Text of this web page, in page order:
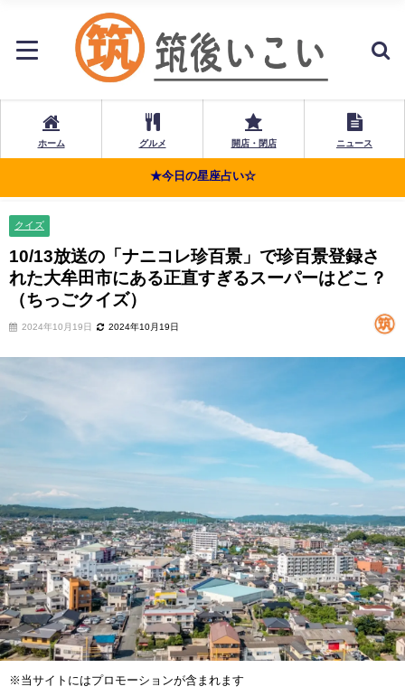
ホーム グルメ 開店・閉店 ニュース
★今日の星座占い☆
クイズ
10/13放送の「ナニコレ珍百景」で珍百景登録さ
れた大牟田市にある正直すぎるスーパーはどこ？
（ちっごクイズ）
2024年10月19日 2024年10月19日
※当サイトにはプロモーションが含まれます